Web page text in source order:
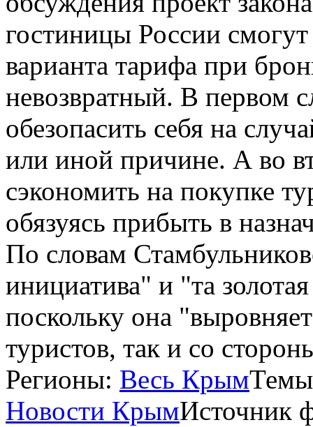
гостиницы России смогут
варианта тарифа при
невозвратный. В первом
обезопасить себя на
или иной причине. А во
сэкономить на покупке
обязуясь прибыть в
По словам
инициатива" и "та
поскольку она
туристов, так и со
Регионы: Весь Крым
Новости КрымИсточник